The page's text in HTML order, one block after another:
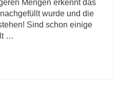
Mengen erkennt das
wurde und die
Sind schon einige
…